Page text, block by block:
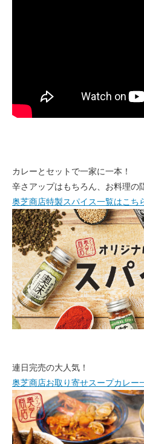
カレーとセットで一家に一本！
辛さアップはもちろん、お料理の
奥芝商店特製スパイス一覧はこち
連日完売の大人気！
奥芝商店お取り寄せスープカレー